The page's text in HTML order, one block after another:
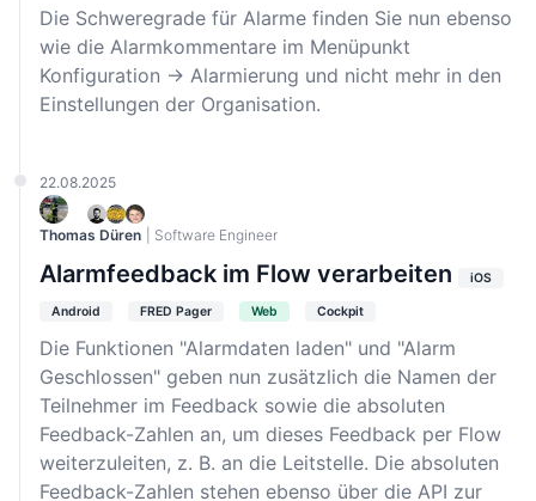
Die Schweregrade für Alarme finden Sie nun ebenso
wie die Alarmkommentare im Menüpunkt
Konfiguration → Alarmierung und nicht mehr in den
Einstellungen der Organisation.
22.08.2025
Thomas Düren | Software Engineer
Alarmfeedback im Flow verarbeiten iOS
Android FRED Pager Web Cockpit
Die Funktionen "Alarmdaten laden" und "Alarm
Geschlossen" geben nun zusätzlich die Namen der
Teilnehmer im Feedback sowie die absoluten
Feedback-Zahlen an, um dieses Feedback per Flow
weiterzuleiten, z. B. an die Leitstelle. Die absoluten
Feedback-Zahlen stehen ebenso über die API zur